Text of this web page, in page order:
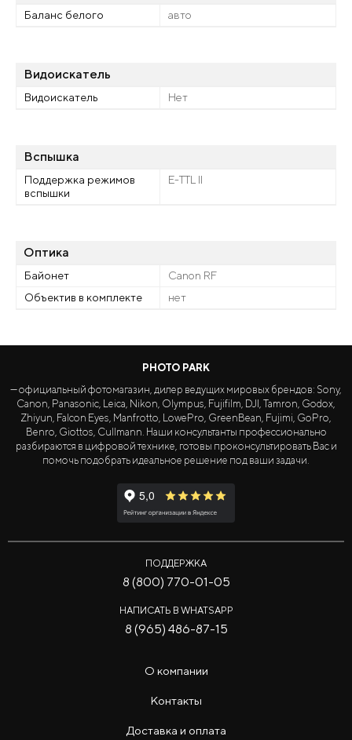
Баланс белого авто
Видоискатель
Видоискатель Нет
Вспышка
Поддержка режимов
вспышки
E-TTL II
Оптика
Байонет
Canon RF
Объектив в комплекте
нет
PHOTO PARK
— официальный фотомагазин, дилер ведущих мировых брендов: Sony,
Canon, Panasonic, Leica, Nikon, Olympus, Fujifilm, DJI, Tamron, Godox,
Zhiyun, Falcon Eyes, Manfrotto, LowePro, GreenBean, Fujimi, GoPro,
Benro, Giottos, Cullmann. Наши консультанты профессионально
разбираются в цифровой технике, готовы проконсультировать Вас и
помочь подобрать идеальное решение под ваши задачи.
ПОДДЕРЖКА
8 (800) 770-01-05
НАПИСАТЬ В WHATSAPP
8 (965) 486-87-15
О компании
Контакты
Доставка и оплата